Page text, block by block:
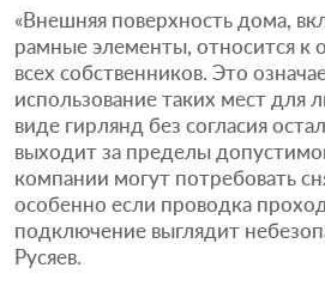
«Внешняя поверхность дома,
рамные элементы, относится
всех собственников. Это
использование таких мест для
виде гирлянд без согласия
выходит за пределы
компании могут потребовать
особенно если проводка
подключение выглядит
Русяев.